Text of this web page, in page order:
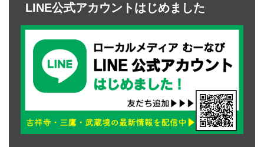
LINE公式アカウントはじめました